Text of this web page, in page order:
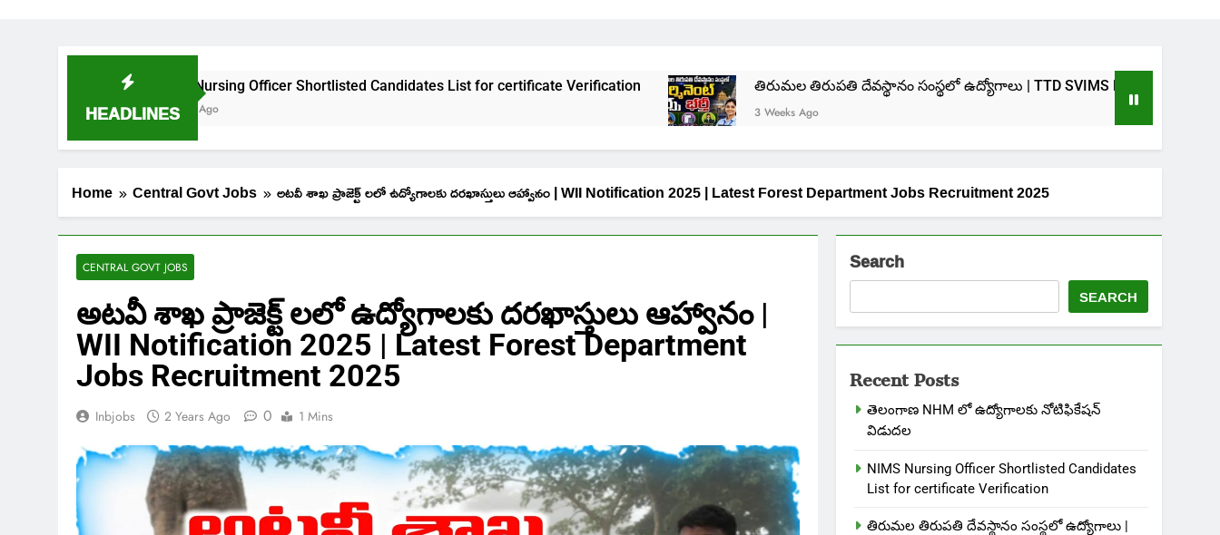
HEADLINES
NIMS Nursing Officer Shortlisted Candidates List for certificate Verification
2 Weeks Ago
తిరుమల తిరుపతి దేవస్థానం సంస్థలో ఉద్యోగాలు | TTD SVIMS Direct Recruitment 2026
3 Weeks Ago
Home Central Govt Jobs అటవీ శాఖ ప్రాజెక్ట్ లలో ఉద్యోగాలకు దరఖాస్తులు ఆహ్వానం | WII Notification 2025 | Latest Forest Department Jobs Recruitment 2025
CENTRAL GOVT JOBS
అటవీ శాఖ ప్రాజెక్ట్ లలో ఉద్యోగాలకు దరఖాస్తులు ఆహ్వానం |
WII Notification 2025 | Latest Forest Department
Jobs Recruitment 2025
Inbjobs 2 Years Ago 0 1 Mins
Search
SEARCH
Recent Posts
తెలంగాణ NHM లో ఉద్యోగాలకు నోటిఫికేషన్
విడుదల
NIMS Nursing Officer Shortlisted Candidates
List for certificate Verification
తిరుమల తిరుపతి దేవస్థానం సంస్థలో ఉద్యోగాలు |